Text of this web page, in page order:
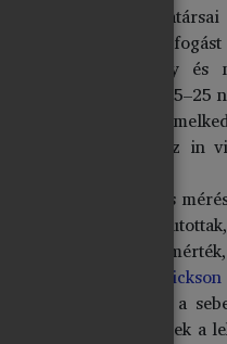
és
-
mérték. A patkány és
állapotban, az 5–25
3-szorosra
mutatkoztak, mint az in
in vitro fluorimetriás
a következtetésre
pillanatában
újratöltődésének a
megjelenésének a